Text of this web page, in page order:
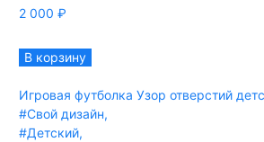
2 000 ₽
В корзину
Игровая футболка Узор отверстий
#Свой дизайн,
#Детский,